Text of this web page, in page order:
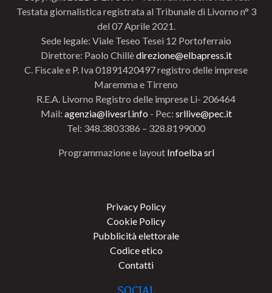
Testata giornalistica registrata al Tribunale di Livorno n° 3
del 07 Aprile 2021.
Sede legale: Viale Teseo Tesei 12 Portoferraio
Direttore: Paolo Chillèdirezione@elbapress.it
C. Fiscale e P. Iva 01891420497 registro delle imprese
Maremma e Tirreno
R.E.A. Livorno Registro delle imprese Li- 206464
Mail: agenzia@livesrl.info - Pec: srllive@pec.it
Tel: 348.3803386 – 328.8199000
Programmazione e layout Infoelba srl
Privacy Policy
Cookie Policy
Pubblicità elettorale
Codice etico
Contatti
SOCIAL